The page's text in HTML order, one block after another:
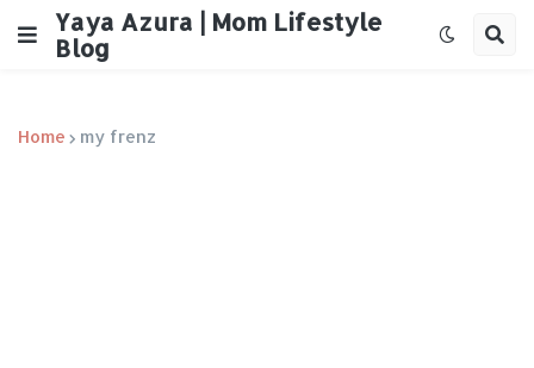
Yaya Azura | Mom Lifestyle
Blog
Home my frenz